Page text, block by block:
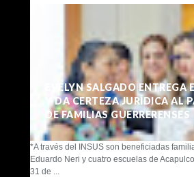
EVELYN SALGADO ENTREGA
Y DA CERTEZA JURÍDICA AL
DE FAMILIAS GUERRERENSES
*A través del INSUS son beneficiadas
Eduardo Neri y cuatro escuelas de
31 de ...